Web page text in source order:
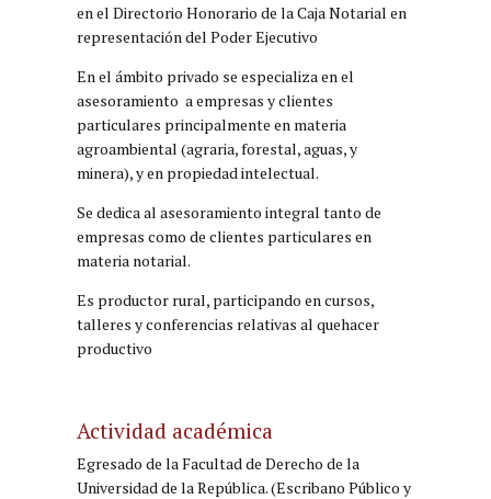
en el Directorio Honorario de la Caja Notarial en
representación del Poder Ejecutivo
En el ámbito privado se especializa en el
asesoramiento a empresas y clientes
particulares principalmente en materia
agroambiental (agraria, forestal, aguas, y
minera), y en propiedad intelectual.
Se dedica al asesoramiento integral tanto de
empresas como de clientes particulares en
materia notarial.
Es productor rural, participando en cursos,
talleres y conferencias relativas al quehacer
productivo
Actividad académica
Egresado de la Facultad de Derecho de la
Universidad de la República. (Escribano Público y